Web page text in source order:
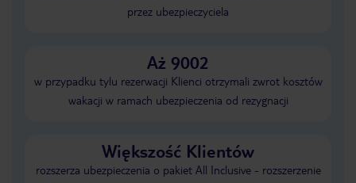
przez ubezpieczyciela
Aż 9002
w przypadku tylu rezerwacji Klienci otrzymali zwrot kosztów
wakacji w ramach ubezpieczenia od rezygnacji
Większość Klientów
rozszerza ubezpieczenia o pakiet All Inclusive - rozszerzenie